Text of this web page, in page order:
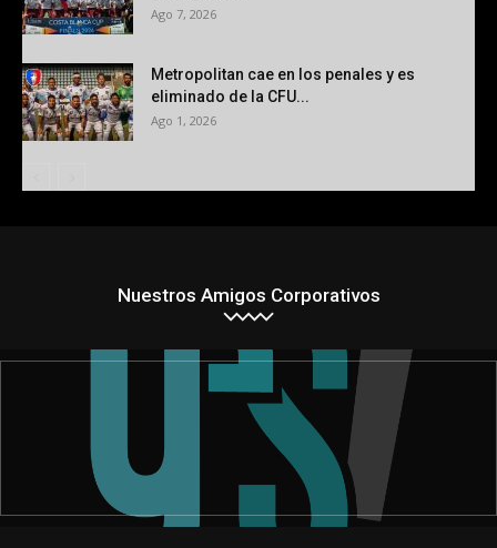
Ago 7, 2026
Metropolitan cae en los penales y es
eliminado de la CFU...
Ago 1, 2026
Nuestros Amigos Corporativos